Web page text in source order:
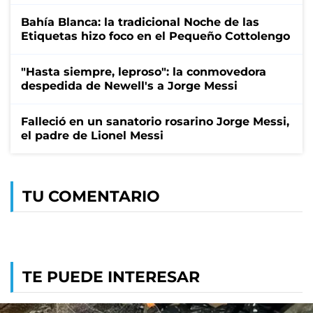
Bahía Blanca: la tradicional Noche de las
Etiquetas hizo foco en el Pequeño Cottolengo
"Hasta siempre, leproso": la conmovedora
despedida de Newell's a Jorge Messi
Falleció en un sanatorio rosarino Jorge Messi,
el padre de Lionel Messi
TU COMENTARIO
TE PUEDE INTERESAR